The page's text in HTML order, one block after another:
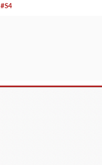
#S4